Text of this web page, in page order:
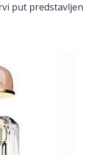
put predstavljen